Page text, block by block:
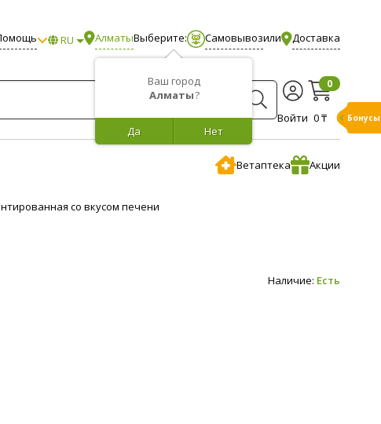
RU Алматы
Ваш город
Алматы?
Нет
Да
Выберите: Самовывозили Доставка
Войти
0
0 ₸
Ветаптека Акции
со вкусом печени
Наличие: Есть
Бонусы